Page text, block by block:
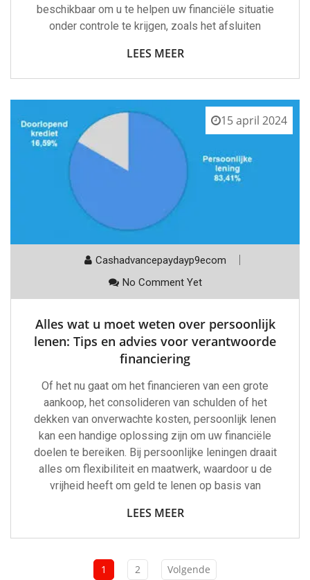
beschikbaar om u te helpen uw financiële situatie
onder controle te krijgen, zoals het afsluiten
LEES MEER
15 april 2024
Cashadvancepaydayp9ecom
No Comment Yet
Alles wat u moet weten over persoonlijk
lenen: Tips en advies voor verantwoorde
financiering
Of het nu gaat om het financieren van een grote
aankoop, het consolideren van schulden of het
dekken van onverwachte kosten, persoonlijk lenen
kan een handige oplossing zijn om uw financiële
doelen te bereiken. Bij persoonlijke leningen draait
alles om flexibiliteit en maatwerk, waardoor u de
vrijheid heeft om geld te lenen op basis van
LEES MEER
1 2 Volgende